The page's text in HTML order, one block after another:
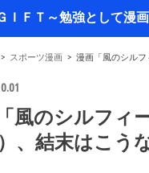
スポーツ漫画 漫画「風のシルフ
風のシルフィ
、結末はこう